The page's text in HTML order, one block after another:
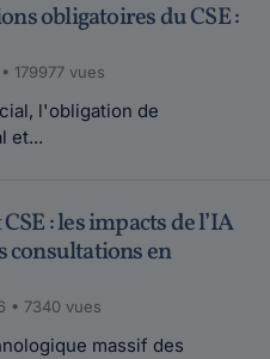
obligatoires du CSE :
179977 vues
l'obligation de
et...
: les impacts de l’IA
consultations en
• 7340 vues
massif des